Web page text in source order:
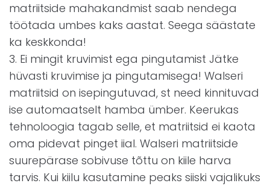
matriitside mahakandmist saab nendega
töötada umbes kaks aastat. Seega säästate
ka keskkonda!
3. Ei mingit kruvimist ega pingutamist Jätke
hüvasti kruvimise ja pingutamisega! Walseri
matriitsid on isepingutuvad, st need kinnituvad
ise automaatselt hamba ümber. Keerukas
tehnoloogia tagab selle, et matriitsid ei kaota
oma pidevat pinget iial. Walseri matriitside
suurepärase sobivuse tõttu on kiile harva
tarvis. Kui kiilu kasutamine peaks siiski vajalikuks